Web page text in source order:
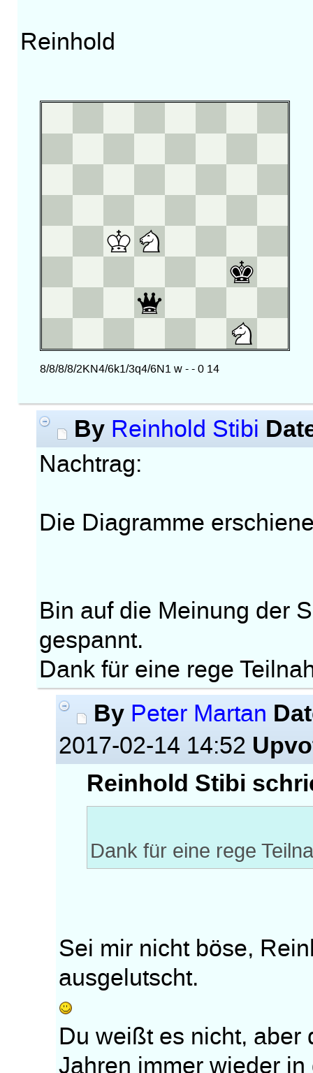
Reinhold
By Reinhold Stibi
Nachtrag:
Die Diagramme
Bin auf die Meinung der
gespannt.
Dank für eine rege
By Peter Martan
2017-02-14 14:52
Reinhold Stibi
Dank für eine rege
Sei mir nicht böse,
ausgelutscht.
Du weißt es nicht, aber
Jahren immer wieder